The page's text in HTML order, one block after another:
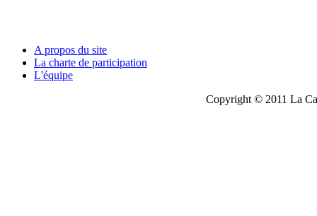
A propos du site
La charte de participation
L'équipe
Copyright © 2011 La